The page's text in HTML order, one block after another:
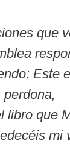
que
Este
libro que
mi